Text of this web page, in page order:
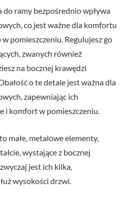
do ramy bezpośrednio wpływa
co jest ważne dla komfortu
pomieszczeniu. Regulujesz go
zwanych również
na bocznej krawędzi
o te detale jest ważna dla
zapewniając ich
i komfort w pomieszczeniu.
małe, metalowe elementy,
wystające z bocznej
jest ich kilka,
wysokości drzwi.